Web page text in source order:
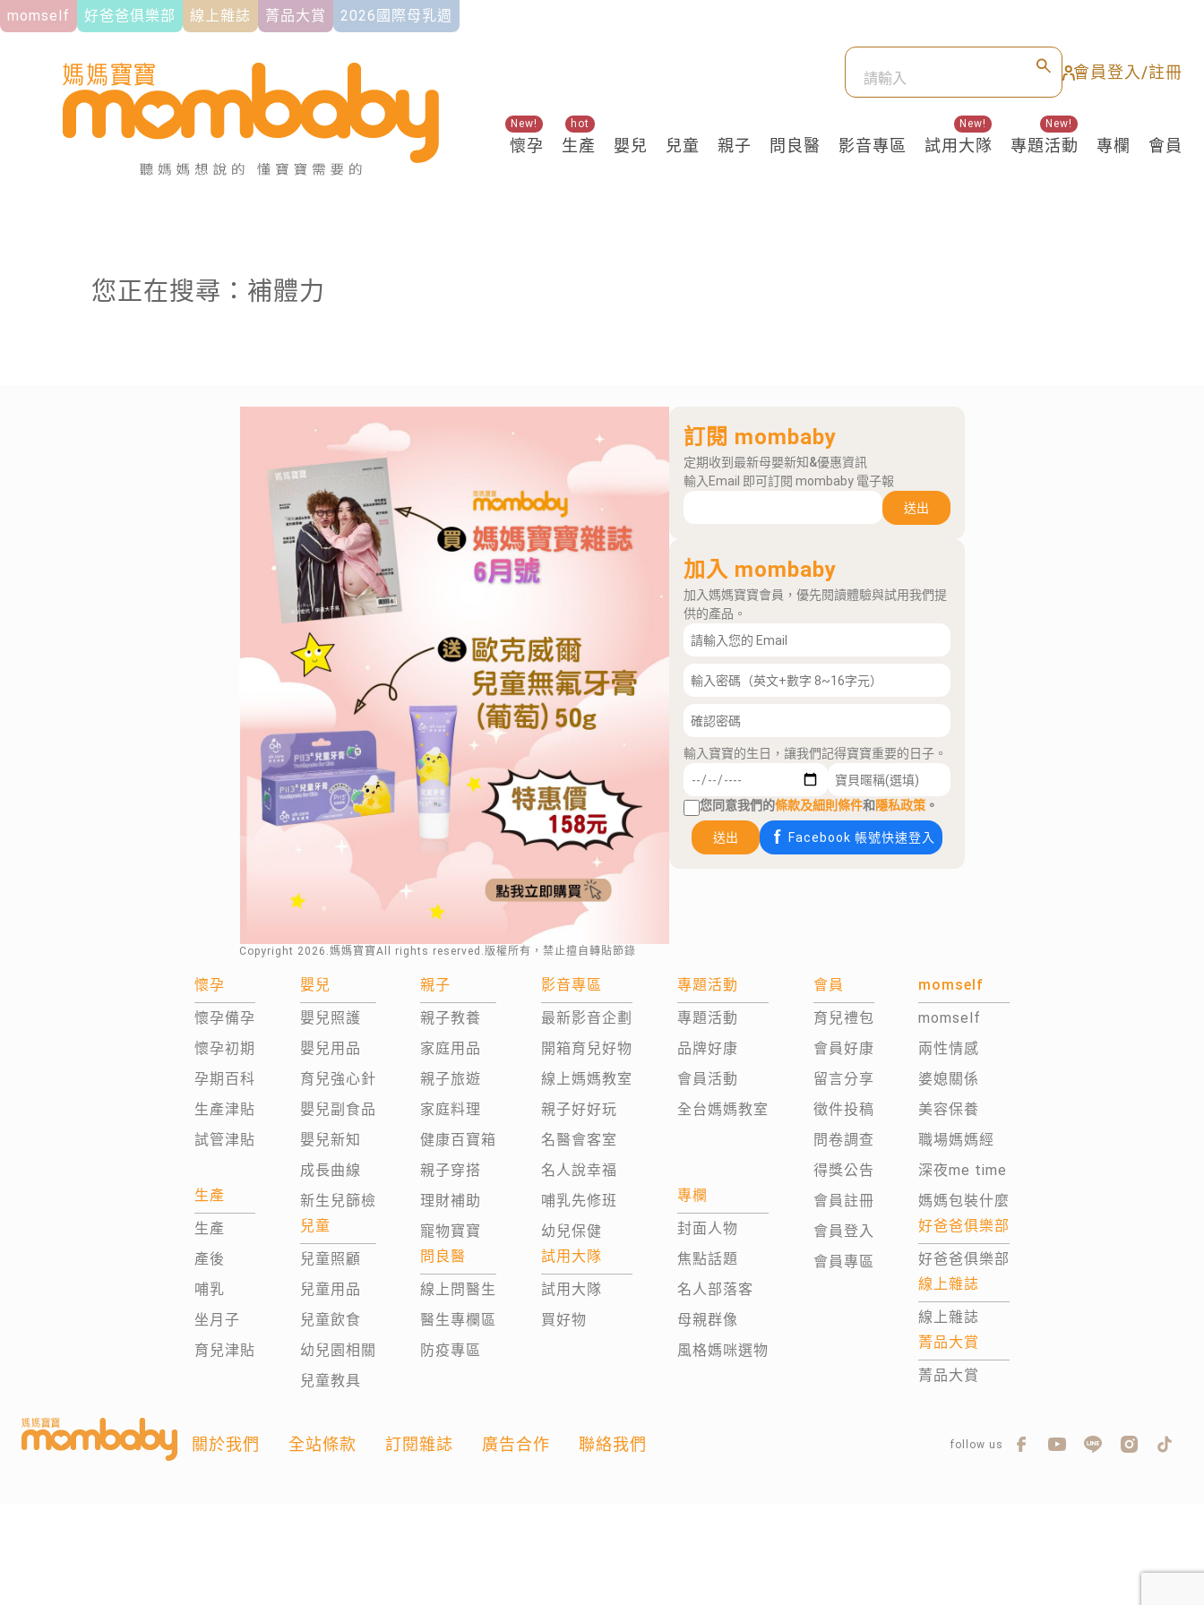
momself 好爸爸俱樂部 線上雜誌 菁品大賞 2026國際母乳週
會員登入/註冊
懷孕
New!
生產
hot
嬰兒 兒童 親子 問良醫 影音專區 試用大隊
New!
專題活動
New!
專欄 會員
關鍵熱搜
您正在搜尋：補體力
Copyright 2026 .媽媽寶寶All rights reserved.版權所有，禁止擅自轉貼節錄
訂閱 mombaby
定期收到最新母嬰新知&優惠資訊
輸入Email 即可訂閱 mombaby 電子報
送出
加入 mombaby
加入媽媽寶寶會員，優先閱讀體驗與試用我們提
供的產品。
輸入寶寶的生日，讓我們記得寶寶重要的日子。
您同意我們的條款及細則條件和隱私政策 。
送出 Facebook 帳號快速登入
懷孕
懷孕備孕
懷孕初期
孕期百科
生產津貼
試管津貼
生產
生產
產後
哺乳
坐月子
育兒津貼
嬰兒
嬰兒照護
嬰兒用品
育兒強心針
嬰兒副食品
嬰兒新知
成長曲線
新生兒篩檢
兒童
兒童照顧
兒童用品
兒童飲食
幼兒園相關
兒童教具
親子
親子教養
家庭用品
親子旅遊
家庭料理
健康百寶箱
親子穿搭
理財補助
寵物寶寶
問良醫
線上問醫生
醫生專欄區
防疫專區
影音專區
最新影音企劃
開箱育兒好物
線上媽媽教室
親子好好玩
名醫會客室
名人說幸福
哺乳先修班
幼兒保健
試用大隊
試用大隊
買好物
專題活動
專題活動
品牌好康
會員活動
全台媽媽教室
專欄
封面人物
焦點話題
名人部落客
母親群像
風格媽咪選物
會員
育兒禮包
會員好康
留言分享
徵件投稿
問卷調查
得獎公告
會員註冊
會員登入
會員專區
momself
momself
兩性情感
婆媳關係
美容保養
職場媽媽經
深夜me time
媽媽包裝什麼
好爸爸俱樂部
好爸爸俱樂部
線上雜誌
線上雜誌
菁品大賞
菁品大賞
關於我們 全站條款 訂閱雜誌 廣告合作 聯絡我們 follow us